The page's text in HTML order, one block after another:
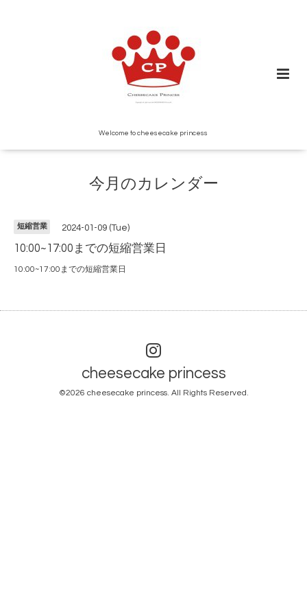
Welcome to cheesecake princess
今月のカレンダー
短縮営業 2024-01-09 (Tue)
10:00~17:00までの短縮営業日
10:00~17:00までの短縮営業日
cheesecake princess
©2026 cheesecake princess. All Rights Reserved.